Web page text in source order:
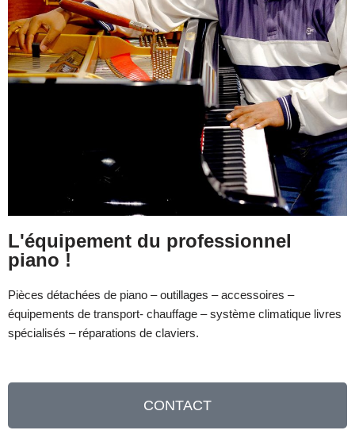
L'équipement du professionnel
piano !
Pièces détachées de piano – outillages – accessoires –
équipements de transport- chauffage – système climatique livres
spécialisés – réparations de claviers.
CONTACT